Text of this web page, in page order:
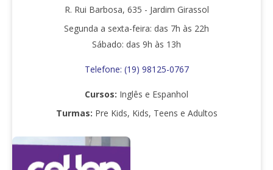
R. Rui Barbosa, 635 - Jardim Girassol
Segunda a sexta-feira: das 7h às 22h
Sábado: das 9h às 13h
Telefone: (19) 98125-0767
Cursos: Inglês e Espanhol
Turmas: Pre Kids, Kids, Teens e Adultos